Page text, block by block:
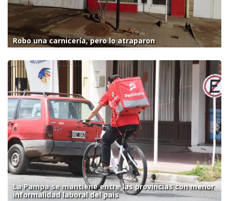
Robo una carnicería, pero lo atraparon
La Pampa se mantiene entre las provincias con menor
informalidad laboral del país